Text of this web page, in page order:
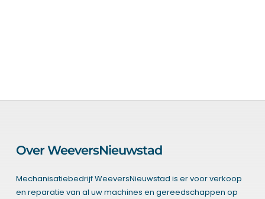
Over WeeversNieuwstad
Mechanisatiebedrijf WeeversNieuwstad is er voor verkoop
en reparatie van al uw machines en gereedschappen op